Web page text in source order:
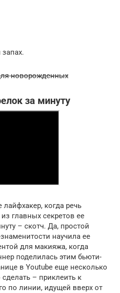
новорожденных
за минуту
когда речь
главных секретов ее
– скотч. Да, простой
научила ее
для макияжа, когда
поделилась этим бьюти-
в Youtube еще несколько
– приклеить к
по линии, идущей вверх от